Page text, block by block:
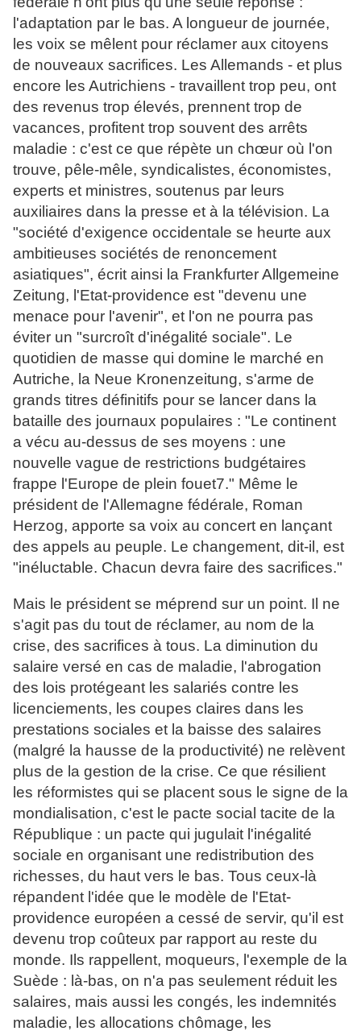
l'adaptation par le bas. A longueur de journée,
les voix se mêlent pour réclamer aux citoyens
de nouveaux sacrifices. Les Allemands - et plus
encore les Autrichiens - travaillent trop peu, ont
des revenus trop élevés, prennent trop de
vacances, profitent trop souvent des arrêts
maladie : c'est ce que répète un chœur où l'on
trouve, pêle-mêle, syndicalistes, économistes,
experts et ministres, soutenus par leurs
auxiliaires dans la presse et à la télévision. La
"société d'exigence occidentale se heurte aux
ambitieuses sociétés de renoncement
asiatiques", écrit ainsi la Frankfurter Allgemeine
Zeitung, l'Etat-providence est "devenu une
menace pour l'avenir", et l'on ne pourra pas
éviter un "surcroît d'inégalité sociale". Le
quotidien de masse qui domine le marché en
Autriche, la Neue Kronenzeitung, s'arme de
grands titres définitifs pour se lancer dans la
bataille des journaux populaires : "Le continent
a vécu au-dessus de ses moyens : une
nouvelle vague de restrictions budgétaires
frappe l'Europe de plein fouet7." Même le
président de l'Allemagne fédérale, Roman
Herzog, apporte sa voix au concert en lançant
des appels au peuple. Le changement, dit-il, est
"inéluctable. Chacun devra faire des sacrifices."
Mais le président se méprend sur un point. Il ne
s'agit pas du tout de réclamer, au nom de la
crise, des sacrifices à tous. La diminution du
salaire versé en cas de maladie, l'abrogation
des lois protégeant les salariés contre les
licenciements, les coupes claires dans les
prestations sociales et la baisse des salaires
(malgré la hausse de la productivité) ne relèvent
plus de la gestion de la crise. Ce que résilient
les réformistes qui se placent sous le signe de la
mondialisation, c'est le pacte social tacite de la
République : un pacte qui jugulait l'inégalité
sociale en organisant une redistribution des
richesses, du haut vers le bas. Tous ceux-là
répandent l'idée que le modèle de l'Etat-
providence européen a cessé de servir, qu'il est
devenu trop coûteux par rapport au reste du
monde. Ils rappellent, moqueurs, l'exemple de la
Suède : là-bas, on n'a pas seulement réduit les
salaires, mais aussi les congés, les indemnités
maladie, les allocations chômage, les